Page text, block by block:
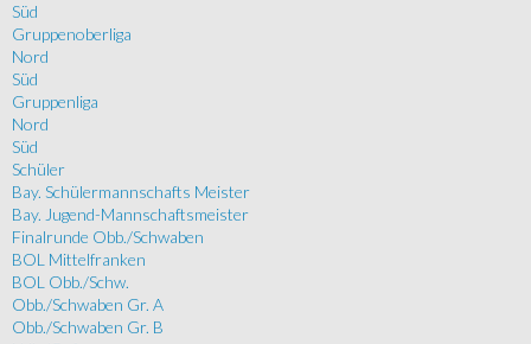
Süd
Gruppenoberliga
Nord
Süd
Gruppenliga
Nord
Süd
Schüler
Bay. Schülermannschafts Meister
Bay. Jugend-Mannschaftsmeister
Finalrunde Obb./Schwaben
BOL Mittelfranken
BOL Obb./Schw.
Obb./Schwaben Gr. A
Obb./Schwaben Gr. B